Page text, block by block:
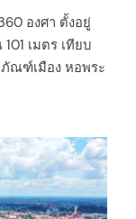
องศา ตั้งอยู่
เมตร เทียบ
ณฑ์เมือง หอพระ